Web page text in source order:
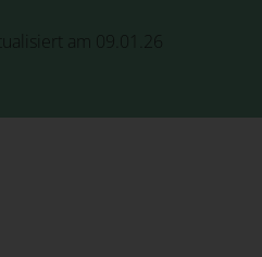
am 09.01.26